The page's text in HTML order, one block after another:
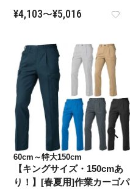
¥4,103〜¥5,016
60cm～特大150cm
【キングサイズ・150cmあ
り！】[春夏用]作業カーゴパ